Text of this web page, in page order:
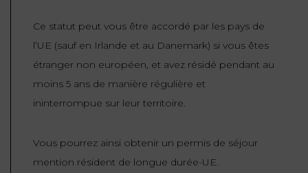
Ce statut peut vous être accordé par les pays de
l’UE (sauf en Irlande et au Danemark) si vous êtes
étranger non européen, et avez résidé pendant au
moins 5 ans de manière régulière et
ininterrompue sur leur territoire.
Vous pourrez ainsi obtenir un permis de séjour
mention résident de longue durée-UE.